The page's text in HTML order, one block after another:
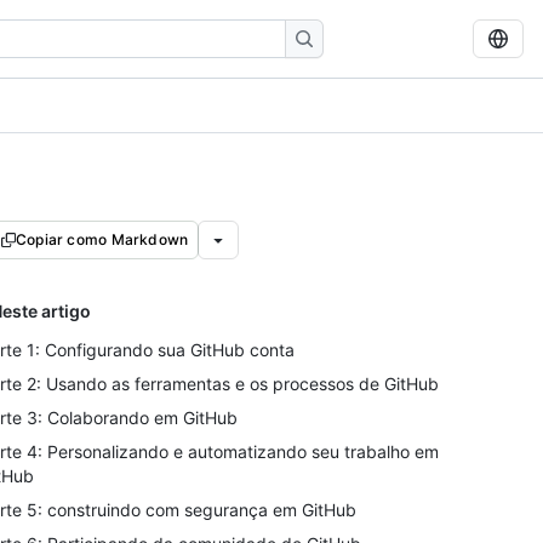
Copiar como Markdown
artigo
1: Configurando sua GitHub conta
2: Usando as ferramentas e os processos de GitHub
3: Colaborando em GitHub
4: Personalizando e automatizando seu trabalho em
5: construindo com segurança em GitHub